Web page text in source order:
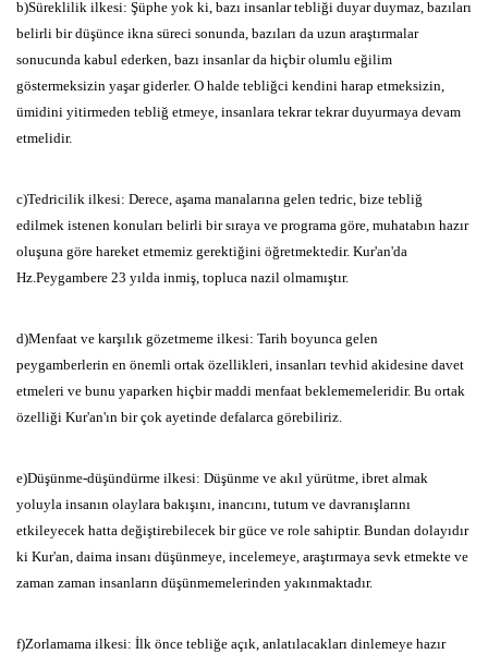
b)Süreklilik ilkesi: Şüphe yok ki, bazı insanlar tebliği duyar duymaz, bazıları
belirli bir düşünce ikna süreci sonunda, bazıları da uzun araştırmalar
sonucunda kabul ederken, bazı insanlar da hiçbir olumlu eğilim
göstermeksizin yaşar giderler. O halde tebliğci kendini harap etmeksizin,
ümidini yitirmeden tebliğ etmeye, insanlara tekrar tekrar duyurmaya devam
etmelidir.
c)Tedricilik ilkesi: Derece, aşama manalarına gelen tedric, bize tebliğ
edilmek istenen konuları belirli bir sıraya ve programa göre, muhatabın hazır
oluşuna göre hareket etmemiz gerektiğini öğretmektedir. Kur'an'da
Hz.Peygambere 23 yılda inmiş, topluca nazil olmamıştır.
d)Menfaat ve karşılık gözetmeme ilkesi: Tarih boyunca gelen
peygamberlerin en önemli ortak özellikleri, insanları tevhid akidesine davet
etmeleri ve bunu yaparken hiçbir maddi menfaat beklememeleridir. Bu ortak
özelliği Kur'an'ın bir çok ayetinde defalarca görebiliriz.
e)Düşünme-düşündürme ilkesi: Düşünme ve akıl yürütme, ibret almak
yoluyla insanın olaylara bakışını, inancını, tutum ve davranışlarını
etkileyecek hatta değiştirebilecek bir güce ve role sahiptir. Bundan dolayıdır
ki Kur'an, daima insanı düşünmeye, incelemeye, araştırmaya sevk etmekte ve
zaman zaman insanların düşünmemelerinden yakınmaktadır.
f)Zorlamama ilkesi: İlk önce tebliğe açık, anlatılacakları dinlemeye hazır